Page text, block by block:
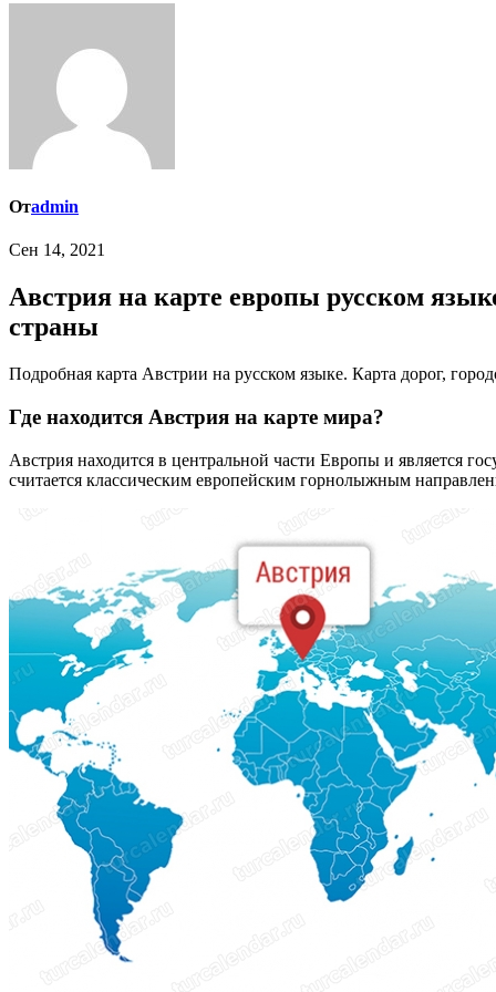
Отadmin
Сен 14, 2021
Австрия на карте европы русском
страны
Подробная карта Австрии на русском языке. Карта дорог,
Где находится Австрия на карте мира?
Австрия находится в центральной части Европы и является
считается классическим европейским горнолыжным